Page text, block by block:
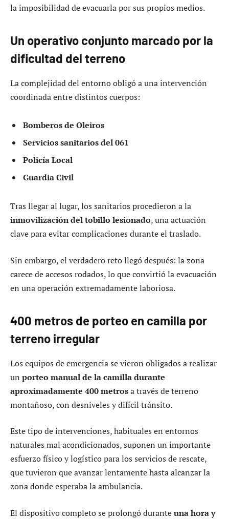
la imposibilidad de evacuarla por sus propios medios.
Un operativo conjunto marcado por la
dificultad del terreno
La complejidad del entorno obligó a una intervención
coordinada entre distintos cuerpos:
Bomberos de Oleiros
Servicios sanitarios del 061
Policía Local
Guardia Civil
Tras llegar al lugar, los sanitarios procedieron a la
inmovilización del tobillo lesionado, una actuación
clave para evitar complicaciones durante el traslado.
Sin embargo, el verdadero reto llegó después: la zona
carece de accesos rodados, lo que convirtió la evacuación
en una operación extremadamente laboriosa.
400 metros de porteo en camilla por
terreno irregular
Los equipos de emergencia se vieron obligados a realizar
un porteo manual de la camilla durante
aproximadamente 400 metrosa través de terreno
montañoso, con desniveles y difícil tránsito.
Este tipo de intervenciones, habituales en entornos
naturales mal acondicionados, suponen un importante
esfuerzo físico y logístico para los servicios de rescate,
que tuvieron que avanzar lentamente hasta alcanzar la
zona donde esperaba la ambulancia.
El dispositivo completo se prolongó duranteuna hora y